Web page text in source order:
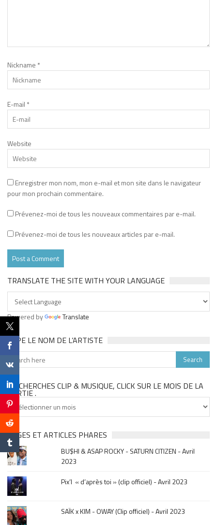
Nickname *
E-mail *
Website
Enregistrer mon nom, mon e-mail et mon site dans le navigateur
pour mon prochain commentaire.
Prévenez-moi de tous les nouveaux commentaires par e-mail.
Prévenez-moi de tous les nouveaux articles par e-mail.
TRANSLATE THE SITE WITH YOUR LANGUAGE
Powered by Translate
TAPE LE NOM DE L’ARTISTE
TU CHERCHES CLIP & MUSIQUE, CLICK SUR LE MOIS DE LA
SORTIE .
Tu
cherches
clip
&
musique,
click
sur
le
mois
de
la
sortie
PAGES ET ARTICLES PHARES
BU$HI & ASAP ROCKY - SATURN CITIZEN - Avril
2023
Pix’l « d’après toi » (clip officiel) - Avril 2023
SAÏK x KIM - OWAY (Clip officiel) - Avril 2023